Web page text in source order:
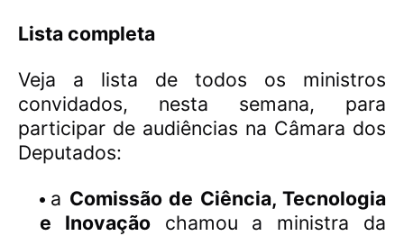
Lista completa
Veja a lista de todos os ministros
convidados, nesta semana, para
participar de audiências na Câmara dos
Deputados:
a Comissão de Ciência, Tecnologia
e Inovaçãochamou a ministra da